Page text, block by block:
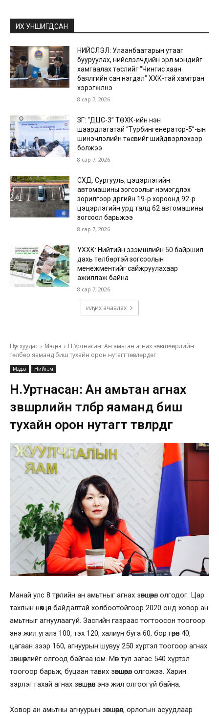
ИХ УНШИГДСАН
НИЙСЛЭЛ: Улаанбаатарын утааг
бууруулах, нийслэлчүүдийн эрүүл мэндийг
хамгаалах төслийг “Чингис хаан
баялгийн сан нэгдэл” ХХК-тай хамтран
хэрэгжүүлнэ
8 сар 7, 2026
ЗГ: “ДЦС-3” ТӨХК-ийн нэн
шаардлагатай “Турбингенератор-5”-ын
шинэчлэлийн төсвийг шийдвэрлэхээр
болжээ
8 сар 7, 2026
СХД: Сургууль, цэцэрлэгийн
автомашины зогсоолыг нэмэгдүүлэх
зорилгоор дүүргийн 19-р хороонд 92-р
цэцэрлэгийн урд талд 62 автомашины
зогсоол барьжээ
8 сар 7, 2026
УХХК: Нийтийн эзэмшлийн 50 байршил
дахь төлбөртэй зогсоолын
менежментийг сайжруулахаар
ажиллаж байна
8 сар 7, 2026
илүү их ачаалах